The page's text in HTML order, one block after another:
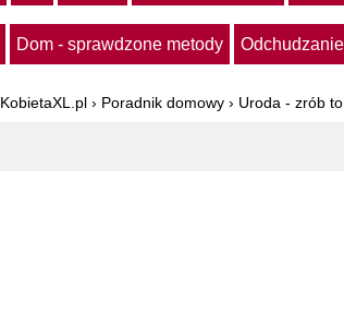
Dom - sprawdzone metody
KobietaXL.pl › Poradnik domowy › Uroda - zrób